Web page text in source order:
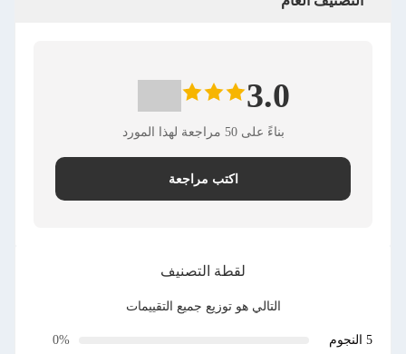
3.0
بناءً على 50 مراجعة لهذا المورد
اكتب مراجعة
لقطة التصنيف
التالي هو توزيع جميع التقييمات
5 النجوم
0%